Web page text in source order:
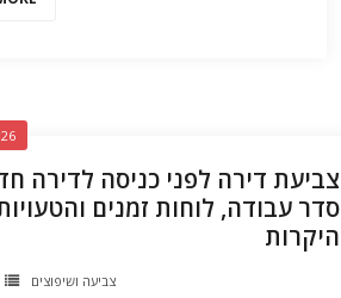
צביעת דירה לפני כניסה לדירה
סדר עבודה, לוחות זמנים
היקרות
צביעה ושיפוצים